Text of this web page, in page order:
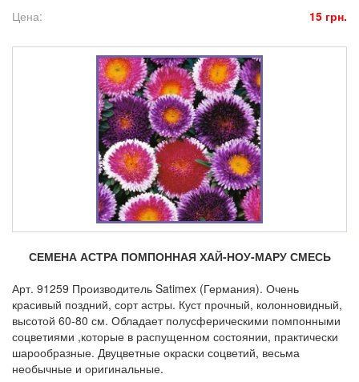
Цена:
15 грн.
СЕМЕНА АСТРА ПОМПОННАЯ ХАЙ-НОУ-МАРУ СМЕСЬ
Арт. 91259 Производитель Satimex (Германия). Очень
красивый поздний, сорт астры. Куст прочный, колонновидный,
высотой 60-80 см. Обладает полусферическими помпонными
соцветиями ,которые в распущенном состоянии, практически
шарообразные. Двуцветные окраски соцветий, весьма
необычные и оригинальные.